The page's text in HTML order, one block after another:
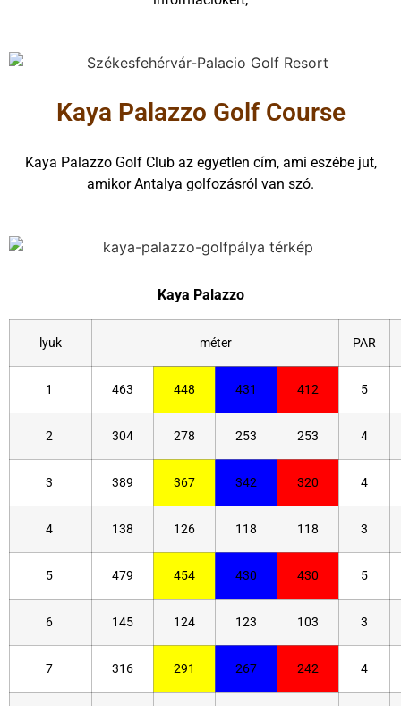
Kaya Palazzo Golf Course
Kaya Palazzo Golf Club az egyetlen cím, ami eszébe jut,
amikor Antalya golfozásról van szó.
Kaya Palazzo
lyuk méter PAR
1 463 448 431 412 5
2 304 278 253 253 4
3 389 367 342 320 4
4 138 126 118 118 3
5 479 454 430 430 5
6 145 124 123 103 3
7 316 291 267 242 4